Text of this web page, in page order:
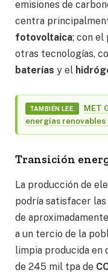
emisiones de
centra
fotovoltaica; con el
otras tecnologías,
baterías y el
TAMBIÉN LEE.
MET
energías renovables
Transición
La producción de
podría satisfacer
de
a un tercio de la
limpia producida en
de 245 mil tpa de